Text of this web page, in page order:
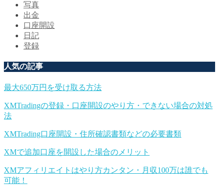
写真
出金
口座開設
日記
登録
人気の記事
最大650万円を受け取る方法
XMTradingの登録・口座開設のやり方・できない場合の対処
法
XMTrading口座開設・住所確認書類などの必要書類
XMで追加口座を開設した場合のメリット
XMアフィリエイトはやり方カンタン・月収100万は誰でも
可能！